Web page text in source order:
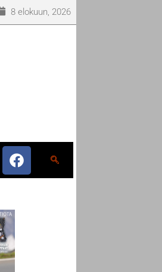
8 elokuun, 2026